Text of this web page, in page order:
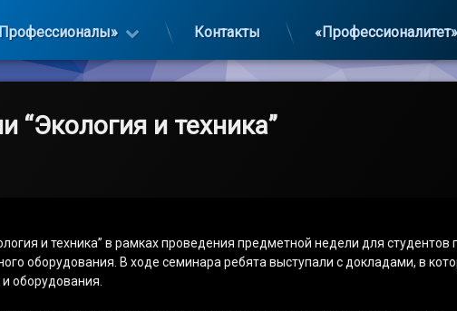
Контакты «Профессионалитет»
“Экология и техника”
и техника” в рамках проведения предметной недели для
оборудования. В ходе семинара ребята выступали с докладами, в
оборудования.